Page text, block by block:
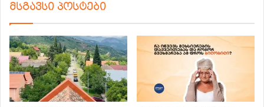
მსგავსი პოსტები